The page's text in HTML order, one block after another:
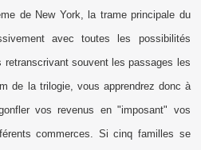
de New York, la trame principale du
avec toutes les possibilités
souvent les passages les
de la trilogie, vous apprendrez donc à
vos revenus en "imposant" vos
commerces. Si cinq familles se